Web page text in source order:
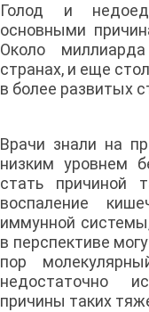
Голод и
основными
Около
странах, и еще
в более развитых
Врачи знали на
низким уровнем
стать причиной
воспаление
иммунной
в перспективе
пор
недостаточно
причины таких